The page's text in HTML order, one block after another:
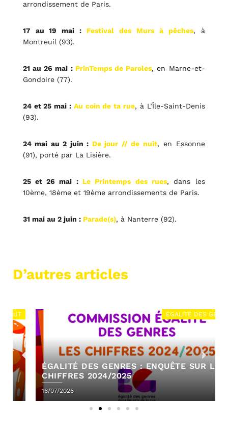
arrondissement de Paris.
17 au 19 mai : Festival des Murs à pêches, à
Montreuil (93).
21 au 26 mai : PrinTemps de Paroles, en Marne-et-
Gondoire (77).
24 et 25 mai : Au coin de ta rue, à L’Île-Saint-Denis
(93).
24 mai au 2 juin : De jour // de nuit, en Essonne
(91), porté par La Lisière.
25 et 26 mai : Le Printemps des rues, dans les
10ème, 18ème et 19ème arrondissements de Paris.
31 mai au 2 juin : Parade(s), à Nanterre (92).
D’autres articles
ÉGALITÉ DES GENRES
ÉGALITÉ DES GENRES : ENQUÊTE SUR LES
CHIFFRES 2024/2025
16/07/2026